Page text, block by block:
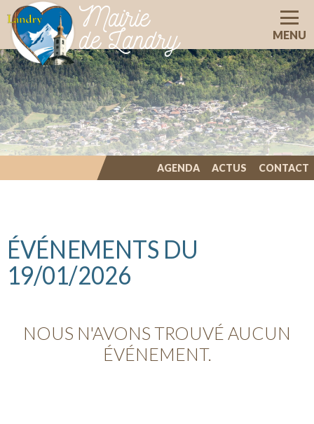
Mairie
de Landry
AGENDA ACTUS CONTACT
MENU
ÉVÉNEMENTS DU
19/01/2026
NOUS N'AVONS TROUVÉ AUCUN
ÉVÉNEMENT.